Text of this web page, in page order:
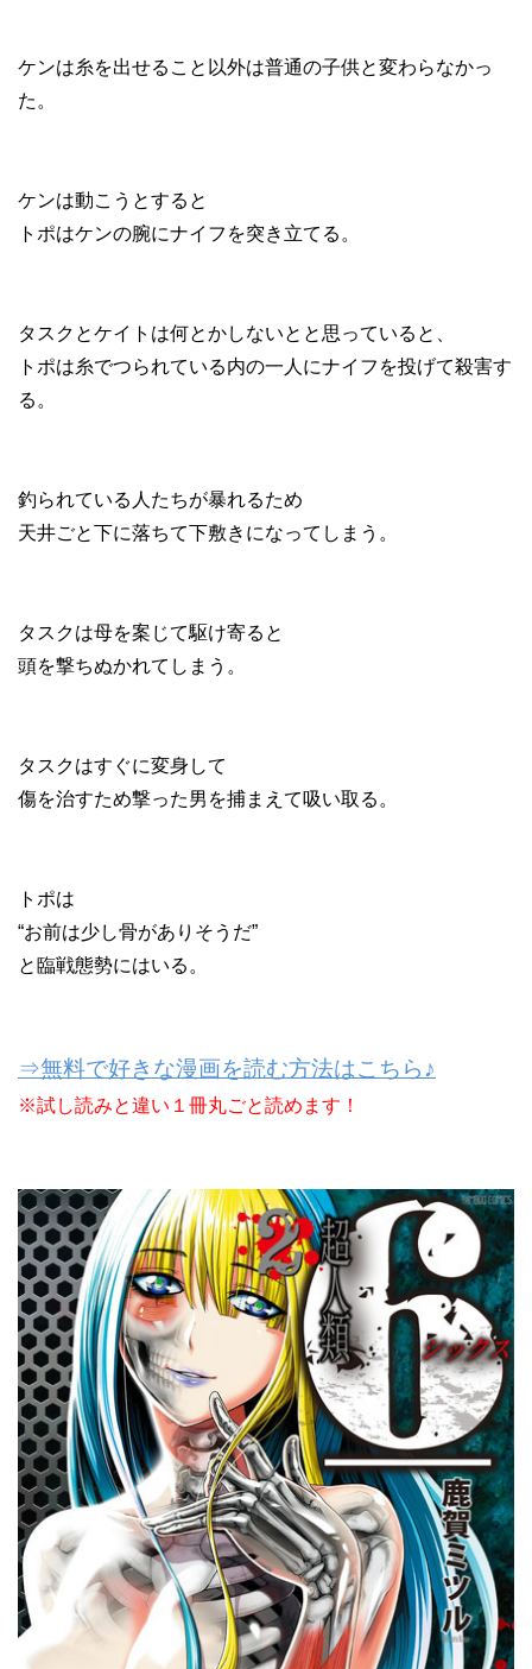
ケンは糸を出せること以外は普通の子供と変わらなかっ
た。
ケンは動こうとすると
トポはケンの腕にナイフを突き立てる。
タスクとケイトは何とかしないとと思っていると、
トポは糸でつられている内の一人にナイフを投げて殺害す
る。
釣られている人たちが暴れるため
天井ごと下に落ちて下敷きになってしまう。
タスクは母を案じて駆け寄ると
頭を撃ちぬかれてしまう。
タスクはすぐに変身して
傷を治すため撃った男を捕まえて吸い取る。
トポは
“お前は少し骨がありそうだ”
と臨戦態勢にはいる。
⇒無料で好きな漫画を読む方法はこちら♪
※試し読みと違い１冊丸ごと読めます！